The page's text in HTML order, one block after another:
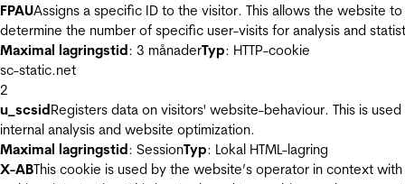
FPAUAssigns a specific ID to the visitor. This allows the website to
determine the number of specific user-visits for analysis and
Maximal lagringstid: 3 månaderTyp: HTTP-cookie
sc-static.net
2
u_scsidRegisters data on visitors' website-behaviour. This is
internal analysis and website optimization.
Maximal lagringstid: SessionTyp: Lokal HTML-lagring
X-ABThis cookie is used by the website’s operator in context with